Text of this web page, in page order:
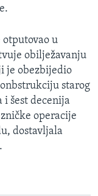
u
obilježavanju
je obezbijedio
starog
i šest decenija
operacije
dostavljala